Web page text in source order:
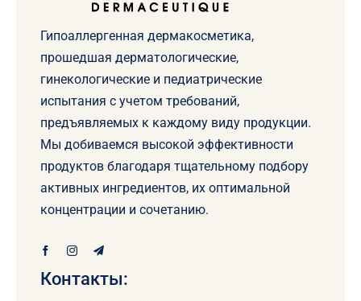
Гипоаллергенная дермакосметика,
прошедшая дерматологические,
гинекологические и педиатрические
испытания с учетом требований,
предъявляемых к каждому виду продукции.
Мы добиваемся высокой эффективности
продуктов благодаря тщательному подбору
активных ингредиентов, их оптимальной
концентрации и сочетанию.
Контакты: